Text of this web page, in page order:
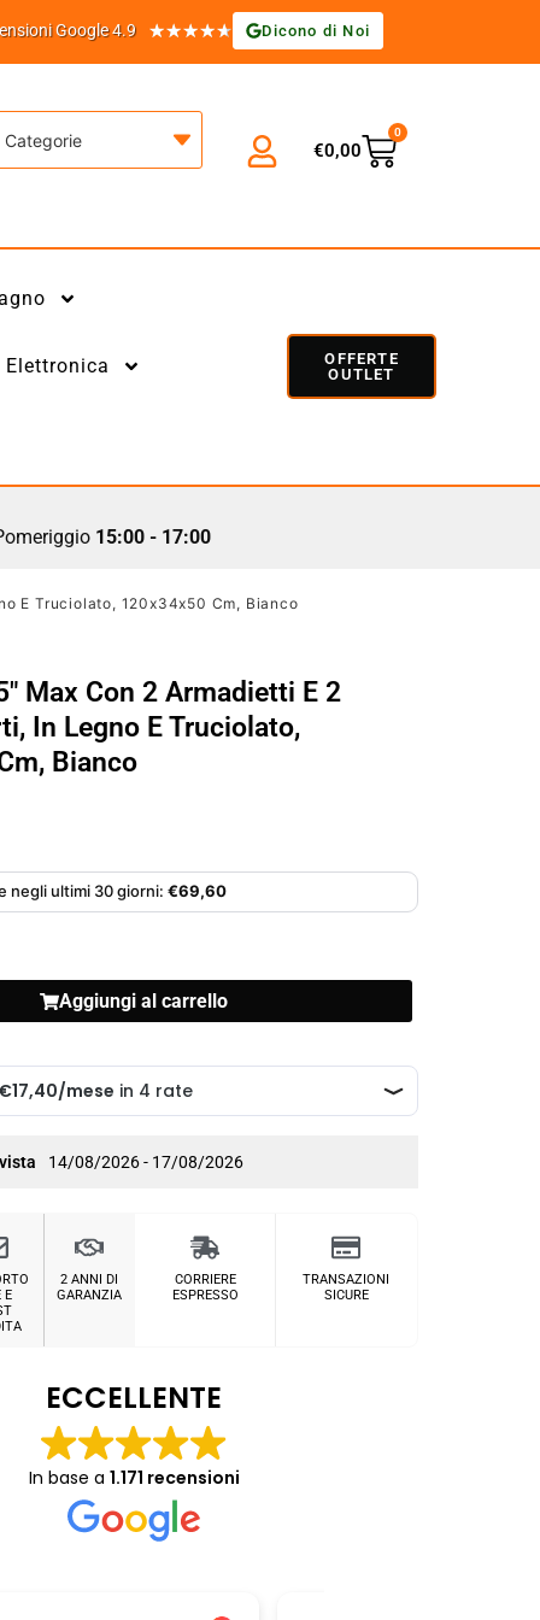
Google 4.9 ★★★★★ Dicono di Noi
Categorie €0,00
0
Elettronica
OFFERTE
OUTLET
15:00 - 17:00
E Truciolato, 120x34x50 Cm, Bianco
Max Con 2 Armadietti E 2
In Legno E Truciolato,
Bianco
negli ultimi 30 giorni: €69,60
Aggiungi al carrello
14/08/2026 - 17/08/2026
E
2 ANNI DI
GARANZIA
CORRIERE
ESPRESSO
TRANSAZIONI
SICURE
ECCELLENTE
In base a 1.171 recensioni